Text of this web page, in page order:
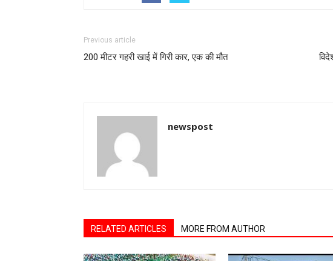
Previous article
200 मीटर गहरी खाई में गिरी कार, एक की मौत
newspost
RELATED ARTICLES MORE FROM AUTHOR